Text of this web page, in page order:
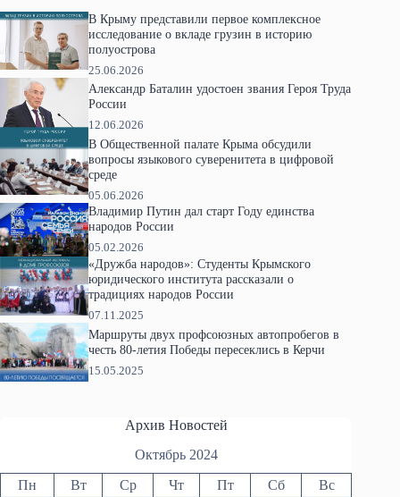
В Крыму представили первое комплексное
исследование о вкладе грузин в историю
полуострова
25.06.2026
Александр Баталин удостоен звания Героя Труда
России
12.06.2026
В Общественной палате Крыма обсудили
вопросы языкового суверенитета в цифровой
среде
05.06.2026
Владимир Путин дал старт Году единства
народов России
05.02.2026
«Дружба народов»: Студенты Крымского
юридического института рассказали о
традициях народов России
07.11.2025
Маршруты двух профсоюзных автопробегов в
честь 80-летия Победы пересеклись в Керчи
15.05.2025
Архив Новостей
Октябрь 2024
Пн Вт Ср Чт Пт Сб
Вс